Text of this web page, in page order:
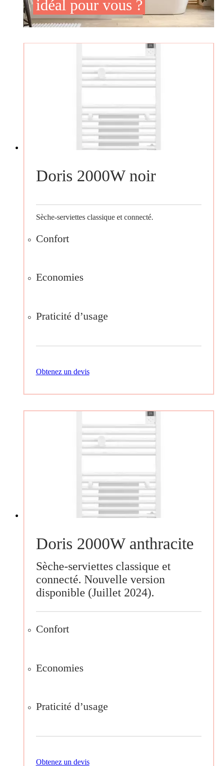
idéal pour vous ?
Doris 2000W noir
Sèche-serviettes classique et connecté.
Confort
Economies
Praticité d’usage
Obtenez un devis
Doris 2000W anthracite
Sèche-serviettes classique et
connecté. Nouvelle version
disponible (Juillet 2024).
Confort
Economies
Praticité d’usage
Obtenez un devis